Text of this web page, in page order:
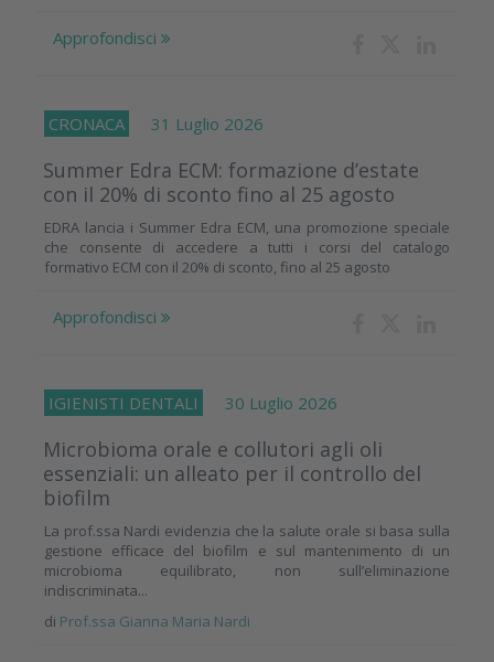
Approfondisci
CRONACA 31 Luglio 2026
Summer Edra ECM: formazione d’estate
con il 20% di sconto fino al 25 agosto
EDRA lancia i Summer Edra ECM, una promozione speciale
che consente di accedere a tutti i corsi del catalogo
formativo ECM con il 20% di sconto, fino al 25 agosto
Approfondisci
IGIENISTI DENTALI 30 Luglio 2026
Microbioma orale e collutori agli oli
essenziali: un alleato per il controllo del
biofilm
La prof.ssa Nardi evidenzia che la salute orale si basa sulla
gestione efficace del biofilm e sul mantenimento di un
microbioma equilibrato, non sull’eliminazione
indiscriminata...
di Prof.ssa Gianna Maria Nardi